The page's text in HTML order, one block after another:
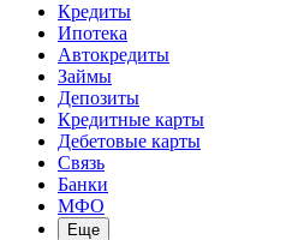
Кредиты
Ипотека
Автокредиты
Займы
Депозиты
Кредитные карты
Дебетовые карты
Связь
Банки
МФО
Еще